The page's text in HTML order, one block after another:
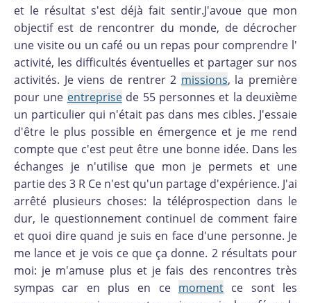
et le résultat s'est déjà fait sentir.J'avoue que mon
objectif est de rencontrer du monde, de décrocher
une visite ou un café ou un repas pour comprendre l'
activité, les difficultés éventuelles et partager sur nos
activités. Je viens de rentrer 2 missions, la première
pour une entreprisede 55 personnes et la deuxième
un particulier qui n'était pas dans mes cibles. J'essaie
d'être le plus possible en émergence et je me rend
compte que c'est peut être une bonne idée. Dans les
échanges je n'utilise que mon je permets et une
partie des 3 R Ce n'est qu'un partage d'expérience. J'ai
arrêté plusieurs choses: la téléprospection dans le
dur, le questionnement continuel de comment faire
et quoi dire quand je suis en face d'une personne. Je
me lance et je vois ce que ça donne. 2 résultats pour
moi: je m'amuse plus et je fais des rencontres très
sympas car en plus en ce moment ce sont les